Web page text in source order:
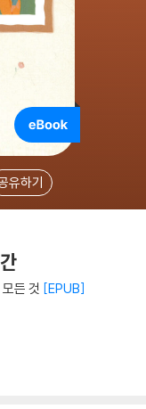
유하기
든 것 EPUB